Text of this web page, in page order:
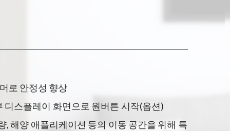
로 안정성 향상
디스플레이 화면으로 원버튼 시작(옵션)
, 해양 애플리케이션 등의 이동 공간을 위해 특